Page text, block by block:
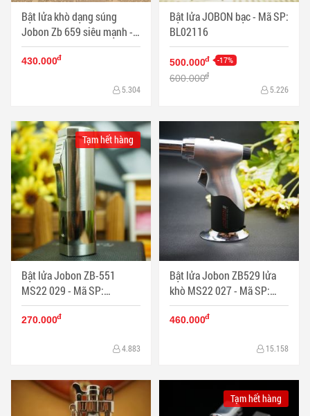
Bật lửa khò dạng súng
Jobon Zb 659 siêu mạnh -
Mã SP: BL09360
430.000đ
5.304
Bật lửa JOBON bạc - Mã SP:
BL02116
500.000đ -17%
600.000đ
5.226
Bật lửa Jobon ZB-551
MS22 029 - Mã SP:
BL01309
Tạm hết hàng
270.000đ
4.883
Bật lửa Jobon ZB529 lửa
khò MS22 027 - Mã SP:
BL00699
460.000đ
15.158
Tạm hết hàng